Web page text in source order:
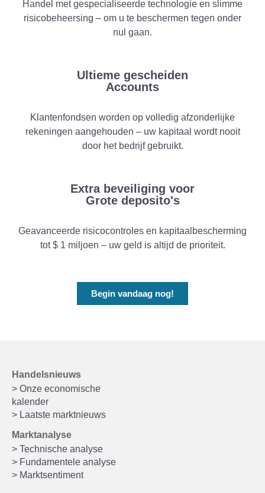
Handel met gespecialiseerde technologie en slimme
risicobeheersing – om u te beschermen tegen onder
nul gaan.
Ultieme gescheiden
Accounts
Klantenfondsen worden op volledig afzonderlijke
rekeningen aangehouden – uw kapitaal wordt nooit
door het bedrijf gebruikt.
Extra beveiliging voor
Grote deposito's
Geavanceerde risicocontroles en kapitaalbescherming
tot $ 1 miljoen – uw geld is altijd de prioriteit.
Begin vandaag nog!
Handelsnieuws
> Onze economische
kalender
> Laatste marktnieuws
Marktanalyse
> Technische analyse
> Fundamentele analyse
> Marktsentiment